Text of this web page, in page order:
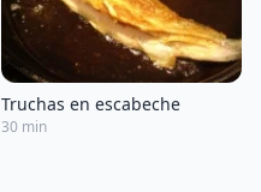
Truchas en escabeche
30 min